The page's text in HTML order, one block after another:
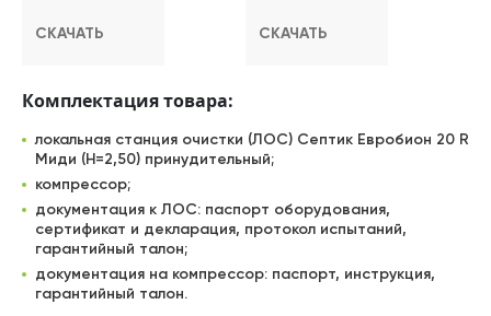
СКАЧАТЬ СКАЧАТЬ
Комплектация товара:
локальная станция очистки (ЛОС) Септик Евробион 20 R
Миди (Н=2,50) принудительный;
компрессор;
документация к ЛОС: паспорт оборудования,
сертификат и декларация, протокол испытаний,
гарантийный талон;
документация на компрессор: паспорт, инструкция,
гарантийный талон.